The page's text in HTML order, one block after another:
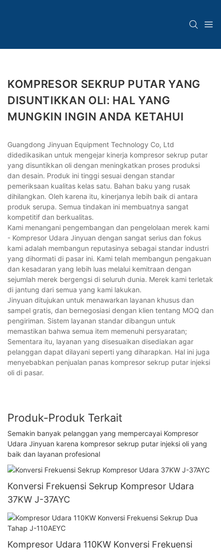
KOMPRESOR SEKRUP PUTAR YANG
DISUNTIKKAN OLI: HAL YANG
MUNGKIN INGIN ANDA KETAHUI
Guangdong Jinyuan Equipment Technology Co, Ltd
didedikasikan untuk mengejar kinerja kompresor sekrup putar
yang disuntikkan oli dengan meningkatkan proses produksi
dan desain. Produk ini tinggi sesuai dengan standar
pemeriksaan kualitas kelas satu. Bahan baku yang rusak
dihilangkan. Oleh karena itu, kinerjanya lebih baik di antara
produk serupa. Semua tindakan ini membuatnya sangat
kompetitif dan berkualitas.
Kami menangani pengembangan dan pengelolaan merek kami
- Kompresor Udara Jinyuan dengan sangat serius dan fokus
kami adalah membangun reputasinya sebagai standar industri
yang dihormati di pasar ini. Kami telah membangun pengakuan
dan kesadaran yang lebih luas melalui kemitraan dengan
sejumlah merek bergengsi di seluruh dunia. Merek kami terletak
di jantung dari semua yang kami lakukan.
Jinyuan ditujukan untuk menawarkan layanan khusus dan
sampel gratis, dan bernegosiasi dengan klien tentang MOQ dan
pengiriman. Sistem layanan standar dibangun untuk
memastikan bahwa semua item memenuhi persyaratan;
Sementara itu, layanan yang disesuaikan disediakan agar
pelanggan dapat dilayani seperti yang diharapkan. Hal ini juga
menyebabkan penjualan panas kompresor sekrup putar injeksi
oli di pasar.
Produk-Produk Terkait
Semakin banyak pelanggan yang mempercayai Kompresor
Udara Jinyuan karena kompresor sekrup putar injeksi oli yang
baik dan layanan profesional
Konversi Frekuensi Sekrup Kompresor Udara
37KW J-37AYC
Kompresor Udara 110KW Konversi Frekuensi